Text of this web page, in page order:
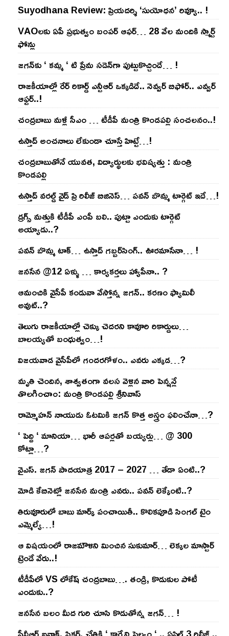
Suyodhana Review: ప్రియదర్శి ‘సుయోధన’ రివ్యూ.. !
VAOల‌కు ఏపీ ప్ర‌భుత్వం బంప‌ర్ ఆఫ‌ర్‌… 28 వేల మందికి స్మార్ట్
ఫోన్లు
జ‌గ‌న్‌కు ‘ క‌మ్మ ‘ టి ప్రేమ స‌డెన్‌గా పుట్టుకొచ్చిందే… !
రాజ‌కీయాల్లో రేర్ రికార్డ్ ఎన్టీఆర్ ఒక్క‌డిదే.. నెవ్వ‌ర్ బిఫోర్‌.. ఎవ్వ‌ర్
ఆఫ్ట‌ర్‌..!
చంద్ర‌బాబు మ‌ళ్లీ సీఎం … టీడీపీ మంత్రి కొండ‌ప‌ల్లి సంచ‌ల‌నం..!
ఉస్తాద్ అంచ‌నాలు లేకుండా చూస్తే హిట్టే…!
చంద్ర‌బాబుతోనే యువ‌త‌, విద్యార్థుల‌కు భ‌విష్య‌త్తు : మంత్రి
కొండ‌ప‌ల్లి
ఉస్తాద్ వ‌ర‌ల్డ్ వైడ్ ప్రి రిలీజ్ బిజినెస్‌… ప‌వ‌న్ బొమ్మ టార్గెట్ ఇదే…!
డ్రగ్స్ మత్తుకి టీడీపీ ఎంపీ బలి.. పుట్టా ఎందుకు టార్గెట్
అయ్యాడు..?
ప‌వ‌న్ బొమ్మ టాక్‌… ఉస్తాద్ గ‌బ్బ‌ర్‌సింగ్‌.. ఊర‌మాసేనా… !
జనసేన @12 ఏళ్ళు … కార్యకర్తలు హ్యాపీనా.. ?
ఆమంచికి వైసీపీ కండువా వేస్తోన్న జ‌గ‌న్‌.. క‌ర‌ణం ఫ్యామిలీ
అవుట్‌..?
తెలుగు రాజ‌కీయాల్లో చెక్కు చెద‌ర‌ని కావూరి రికార్డులు…
బాల‌య్యతో బంధుత్వం…!
విజ‌య‌వాడ వైసీపీలో గంద‌ర‌గోళం.. ఎవ‌రు ఎక్క‌డ‌…?
మృతి చెందిన, శాశ్వతంగా వలస వెళ్లిన వారి పెన్ష‌న్లే
తొల‌గించాం: మంత్రి కొండపల్లి శ్రీనివాస్
రామ్మోహ‌న్ నాయుడు ఓట‌మికి జ‌గ‌న్ కొత్త అస్త్రం ఫ‌లించేనా…?
‘ పెద్ది ‘ మానియా… భారీ ఆప‌ర్ల‌తో బ‌య్య‌ర్లు… @ 300
కోట్లా…?
వైఎస్‌. జ‌గ‌న్ పాద‌యాత్ర 2017 – 2027 … తేడా ఏంటి..?
మోడి కేబినెట్లో జ‌నసేన మంత్రి ఎవ‌రు.. ప‌వ‌న్ లెక్కేంటి..?
తిరువూరులో బాబు మార్క్ పంచాయితీ.. కొలిక‌పూడి సింగ‌ల్ టైం
ఎమ్మెల్యే…!
ఆ విష‌యంలో రాజ‌మౌళిని మించిన సుకుమార్‌… లెక్క‌ల మాస్టార్
ట్రెండే వేరు..!
టీడీపీలో VS లోకేష్ చంద్ర‌బాబు…. తండ్రి, కొడుకుల పోటీ
ఎందుకు..?
జ‌న‌సేన బ‌లం మీద గురి చూసి కొడుతోన్న జ‌గ‌న్‌… !